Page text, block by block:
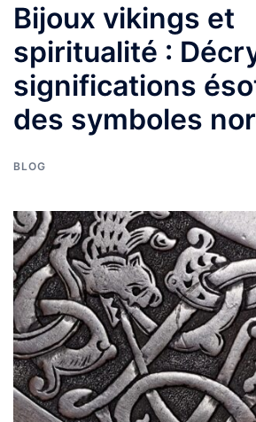
Bijoux vikings et
spiritualité :
significations
des symboles
BLOG